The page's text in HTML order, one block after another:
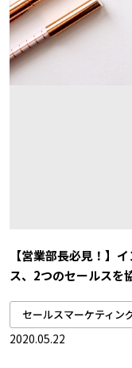
【営業部長必見！】
ス、2つのセールスを
セールスマーケティン
2020.05.22